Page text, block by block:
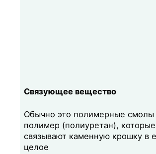
Связующее вещество
Обычно это полимерные смолы
полимер (полиуретан), которые
связывают каменную крошку в
целое